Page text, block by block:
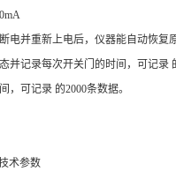
并重新上电后，仪器能自动恢复
记录每次开关门的时间，可记录
可记录 的2000条数据。
术参数